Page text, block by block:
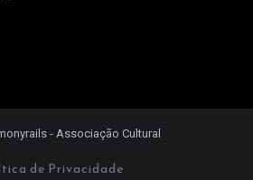
- Associação Cultural
de Privacidade